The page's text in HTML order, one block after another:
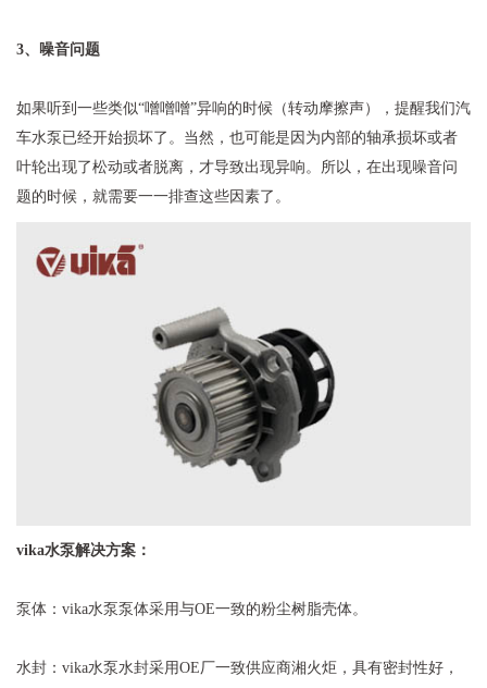
3、噪音问题
如果听到一些类似“噌噌噌”异响的时候（转动摩擦声），提醒我们汽
车水泵已经开始损坏了。当然，也可能是因为内部的轴承损坏或者
叶轮出现了松动或者脱离，才导致出现异响。所以，在出现噪音问
题的时候，就需要一一排查这些因素了。
vika水泵解决方案：
泵体： vika水泵泵体采用与OE一致的粉尘树脂壳体。
水封：vika水泵水封采用OE厂一致供应商湘火炬，具有密封性好，